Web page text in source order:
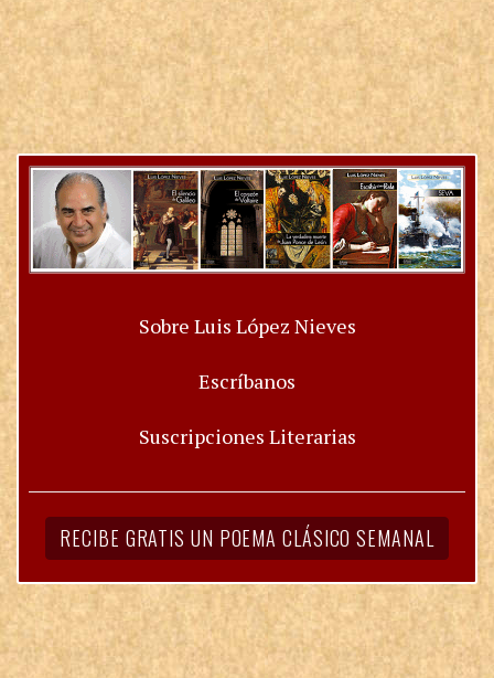
Sobre Luis López Nieves
Escríbanos
Suscripciones Literarias
RECIBE GRATIS UN POEMA CLÁSICO SEMANAL